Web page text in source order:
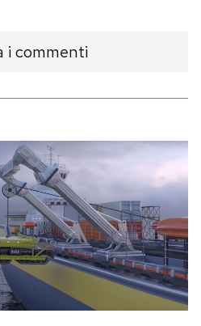
i commenti